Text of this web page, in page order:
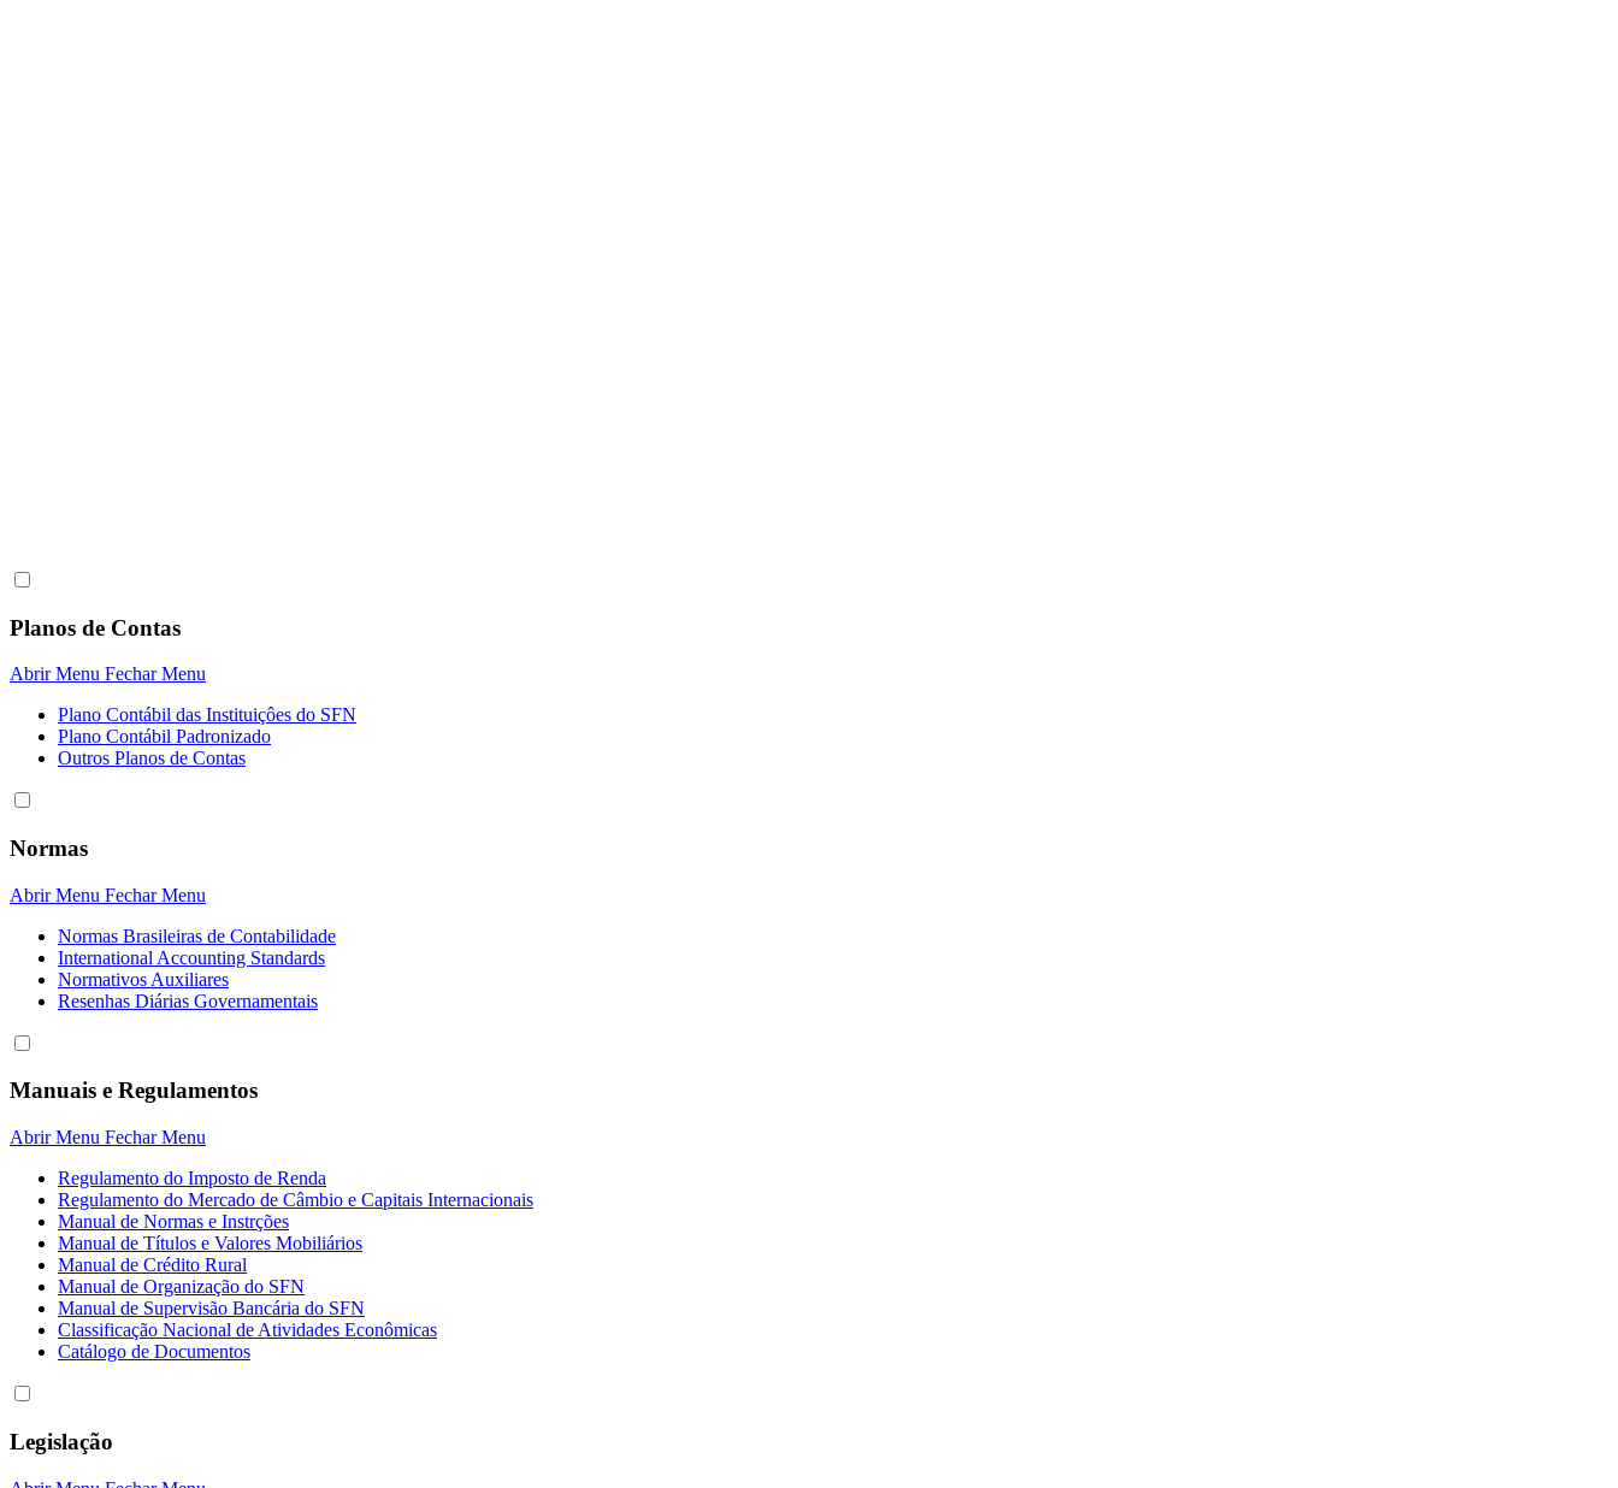
Planos de Contas
Abrir Menu Fechar Menu
Plano Contábil das Instituiçôes do SFN
Plano Contábil Padronizado
Outros Planos de Contas
Normas
Abrir Menu Fechar Menu
Normas Brasileiras de Contabilidade
International Accounting Standards
Normativos Auxiliares
Resenhas Diárias Governamentais
Manuais e Regulamentos
Abrir Menu Fechar Menu
Regulamento do Imposto de Renda
Regulamento do Mercado de Câmbio e Capitais Internacionais
Manual de Normas e Instrções
Manual de Títulos e Valores Mobiliários
Manual de Crédito Rural
Manual de Organização do SFN
Manual de Supervisão Bancária do SFN
Classificação Nacional de Atividades Econômicas
Catálogo de Documentos
Legislação